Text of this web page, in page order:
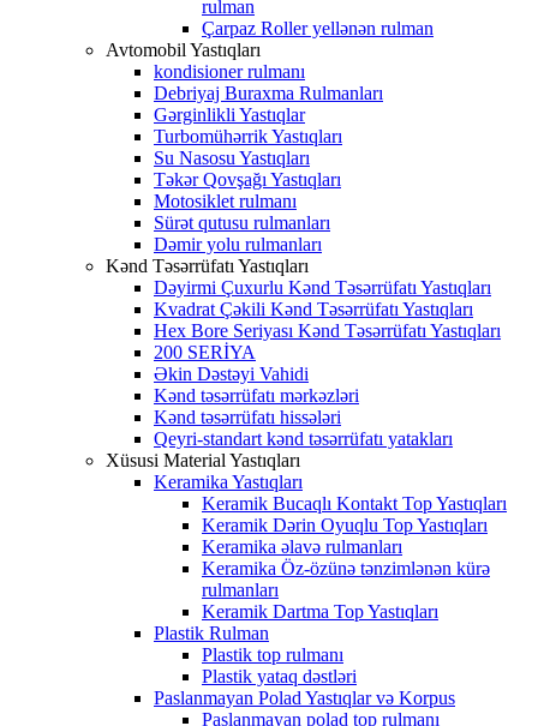
rulman
Çarpaz Roller yellənən rulman
Avtomobil Yastıqları
kondisioner rulmanı
Debriyaj Buraxma Rulmanları
Gərginlikli Yastıqlar
Turbomühərrik Yastıqları
Su Nasosu Yastıqları
Təkər Qovşağı Yastıqları
Motosiklet rulmanı
Sürət qutusu rulmanları
Dəmir yolu rulmanları
Kənd Təsərrüfatı Yastıqları
Dəyirmi Çuxurlu Kənd Təsərrüfatı Yastıqları
Kvadrat Çəkili Kənd Təsərrüfatı Yastıqları
Hex Bore Seriyası Kənd Təsərrüfatı Yastıqları
200 SERİYA
Əkin Dəstəyi Vahidi
Kənd təsərrüfatı mərkəzləri
Kənd təsərrüfatı hissələri
Qeyri-standart kənd təsərrüfatı yatakları
Xüsusi Material Yastıqları
Keramika Yastıqları
Keramik Bucaqlı Kontakt Top Yastıqları
Keramik Dərin Oyuqlu Top Yastıqları
Keramika əlavə rulmanları
Keramika Öz-özünə tənzimlənən kürə
rulmanları
Keramik Dartma Top Yastıqları
Plastik Rulman
Plastik top rulmanı
Plastik yataq dəstləri
Paslanmayan Polad Yastıqlar və Korpus
Paslanmayan polad top rulmanı